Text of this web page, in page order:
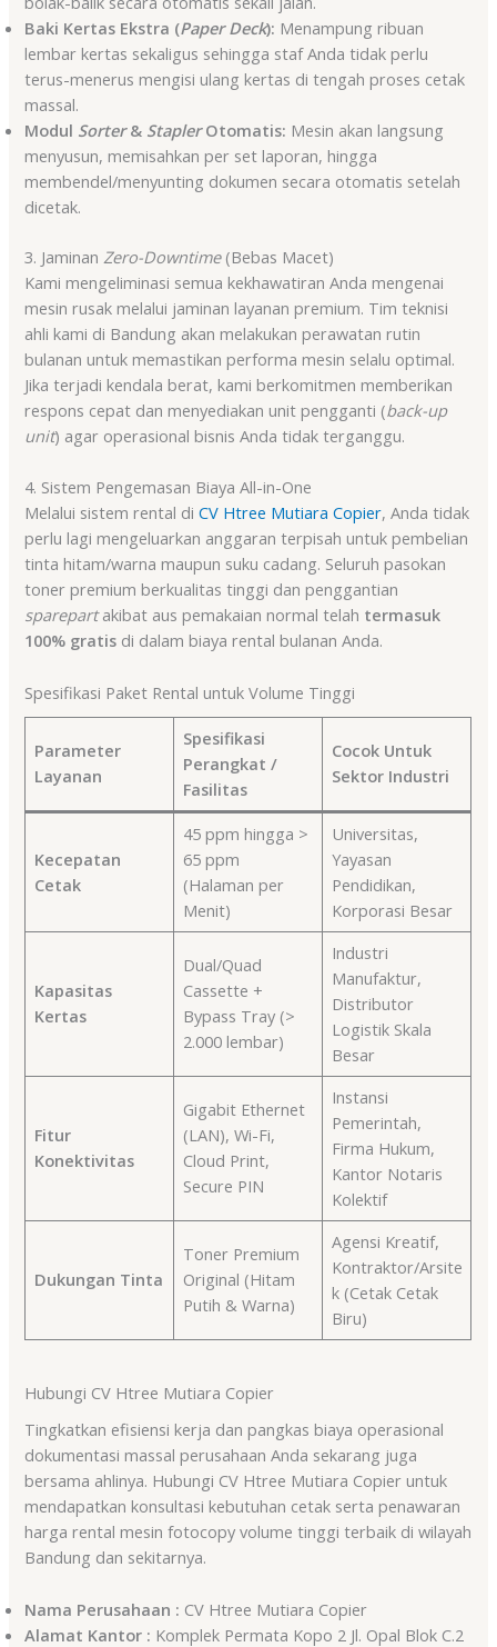
Baki Kertas Ekstra (Paper Deck): Menampung ribuan
lembar kertas sekaligus sehingga staf Anda tidak perlu
terus-menerus mengisi ulang kertas di tengah proses cetak
massal.
Modul Sorter& StaplerOtomatis: Mesin akan langsung
menyusun, memisahkan per set laporan, hingga
membendel/menyunting dokumen secara otomatis setelah
dicetak.
3. Jaminan Zero-Downtime(Bebas Macet)
Kami mengeliminasi semua kekhawatiran Anda mengenai
mesin rusak melalui jaminan layanan premium. Tim teknisi
ahli kami di Bandung akan melakukan perawatan rutin
bulanan untuk memastikan performa mesin selalu optimal.
Jika terjadi kendala berat, kami berkomitmen memberikan
respons cepat dan menyediakan unit pengganti (back-up
unit) agar operasional bisnis Anda tidak terganggu.
4. Sistem Pengemasan Biaya All-in-One
Melalui sistem rental diCV Htree Mutiara Copier, Anda tidak
perlu lagi mengeluarkan anggaran terpisah untuk pembelian
tinta hitam/warna maupun suku cadang. Seluruh pasokan
toner premium berkualitas tinggi dan penggantian
sparepartakibat aus pemakaian normal telah termasuk
100% gratis di dalam biaya rental bulanan Anda.
Spesifikasi Paket Rental untuk Volume Tinggi
Parameter
Layanan
Spesifikasi
Perangkat /
Fasilitas
Cocok Untuk
Sektor Industri
Kecepatan
Cetak
45 ppm hingga >
65 ppm
(Halaman per
Menit)
Universitas,
Yayasan
Pendidikan,
Korporasi Besar
Kapasitas
Kertas
Dual/Quad
Cassette +
Bypass Tray (>
2.000 lembar)
Industri
Manufaktur,
Distributor
Logistik Skala
Besar
Fitur
Konektivitas
Gigabit Ethernet
(LAN), Wi-Fi,
Cloud Print,
Secure PIN
Instansi
Pemerintah,
Firma Hukum,
Kantor Notaris
Kolektif
Dukungan Tinta
Toner Premium
Original (Hitam
Putih & Warna)
Agensi Kreatif,
Kontraktor/Arsite
k (Cetak Cetak
Biru)
Hubungi CV Htree Mutiara Copier
Tingkatkan efisiensi kerja dan pangkas biaya operasional
dokumentasi massal perusahaan Anda sekarang juga
bersama ahlinya. Hubungi CV Htree Mutiara Copier untuk
mendapatkan konsultasi kebutuhan cetak serta penawaran
harga rental mesin fotocopy volume tinggi terbaik di wilayah
Bandung dan sekitarnya.
Nama Perusahaan : CV Htree Mutiara Copier
Alamat Kantor : Komplek Permata Kopo 2 Jl. Opal Blok C.2